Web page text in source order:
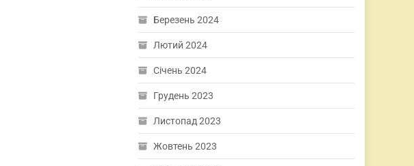
Березень 2024
Лютий 2024
Січень 2024
Грудень 2023
Листопад 2023
Жовтень 2023